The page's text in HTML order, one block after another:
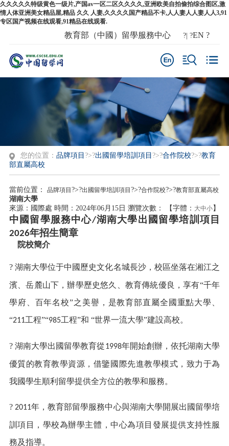
久久久久久特级黄色一级片,产国av一区二区久久久久,亚洲欧美自拍偷拍综合图区,激
情人体亚洲美女精品屋,精品 久久 人妻,久久久久国产精品不卡,人人妻人人妻人人3,91
专区国产视频在线观看,91精品在线观看.
教育部（中國）留學服務中心 ?| ?EN?
您的位置： 品牌項目 ?>?出國留學培訓項目 ?>?合作院校?>?教育
部直屬高校
當前位置： 品牌項目 ?>?出國留學培訓項目 ?>?合作院校?>?教育部直屬高校
湖南大學
來源：國際處 時間：2024年06月15日 瀏覽次數： 【字體： 大中小】
中國留學服務中心/湖南大學出國留學培訓項目
2026年招生簡章
院校簡介
? 湖南大學位于中國歷史文化名城長沙，校區坐落在湘江之
濱、岳麓山下，辦學歷史悠久、教育傳統優良，享有“千年
學府、百年名校”之美譽，是教育部直屬全國重點大學、
“211工程”“985工程”和 “世界一流大學”建設高校。
? 湖南大學出國留學教育從1998年開始創辦，依托湖南大學
優質的教育教學資源，借鑒國際先進教學模式，致力于為
我國學生順利留學提供全方位的教學和服務。
? 2011年，教育部留學服務中心與湖南大學開展出國留學培
訓項目
，學校為辦學主體，中心為項目發展提供支持性服
務及指導。